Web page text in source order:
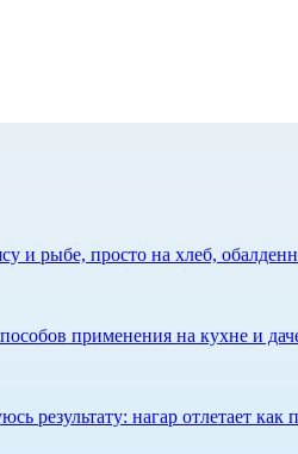
и рыбе, просто на хлеб,
применения на кухне и
результату: нагар отлетает как